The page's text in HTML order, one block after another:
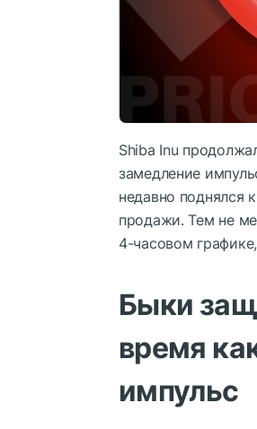
Shiba Inu
замедление
недавно поднялся
продажи. Тем не
4-часовом
Быки
время
импульс